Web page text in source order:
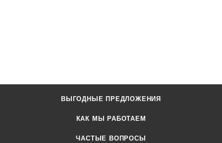
ВЫГОДНЫЕ ПРЕДЛОЖЕНИЯ
КАК МЫ РАБОТАЕМ
ЧАСТЫЕ ВОПРОСЫ